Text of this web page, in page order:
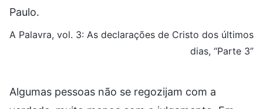
Paulo.
A Palavra, vol. 3: As declarações de Cristo dos últimos
dias, “Parte 3”
Algumas pessoas não se regozijam com a